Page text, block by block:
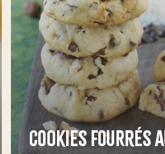
Cookies fourrés